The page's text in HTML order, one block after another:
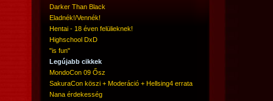
Darker Than Black
Eladnék!/Vennék!
Hentai - 18 éven felülieknek!
Highschool DxD
"is fun"
Legújabb cikkek
MondoCon 09 Ősz
SakuraCon köszi + Moderáció + Hellsing4 errata
Nana érdekesség